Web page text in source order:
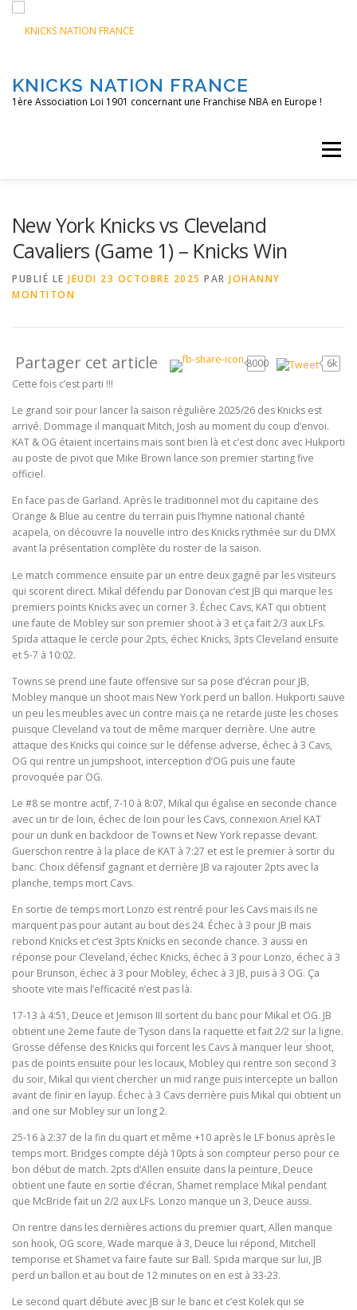
contenu
KNICKS NATION FRANCE
1ère Association Loi 1901 concernant une Franchise NBA en Europe !
Menu
New York Knicks vs Cleveland
Cavaliers (Game 1) – Knicks Win
PUBLIÉ LE JEUDI 23 OCTOBRE 2025 PAR JOHANNY
MONTITON
Partager cet article 8000
6k
Cette fois c’est parti !!!
Le grand soir pour lancer la saison régulière 2025/26 des Knicks est
arrivé. Dommage il manquait Mitch, Josh au moment du coup d’envoi.
KAT & OG étaient incertains mais sont bien là et c’est donc avec Hukporti
au poste de pivot que Mike Brown lance son premier starting five
officiel.
En face pas de Garland. Après le traditionnel mot du capitaine des
Orange & Blue au centre du terrain puis l’hymne national chanté
acapela, on découvre la nouvelle intro des Knicks rythmée sur du DMX
avant la présentation complète du roster de la saison.
Le match commence ensuite par un entre deux gagné par les visiteurs
qui scorent direct. Mikal défendu par Donovan c’est JB qui marque les
premiers points Knicks avec un corner 3. Échec Cavs, KAT qui obtient
une faute de Mobley sur son premier shoot à 3 et ça fait 2/3 aux LFs.
Spida attaque le cercle pour 2pts, échec Knicks, 3pts Cleveland ensuite
et 5-7 à 10:02.
Towns se prend une faute offensive sur sa pose d’écran pour JB,
Mobley manque un shoot mais New York perd un ballon. Hukporti sauve
un peu les meubles avec un contre mais ça ne retarde juste les choses
puisque Cleveland va tout de même marquer derrière. Une autre
attaque des Knicks qui coince sur le défense adverse, échec à 3 Cavs,
OG qui rentre un jumpshoot, interception d’OG puis une faute
provoquée par OG.
Le #8 se montre actif, 7-10 à 8:07, Mikal qui égalise en seconde chance
avec un tir de loin, échec de loin pour les Cavs, connexion Ariel KAT
pour un dunk en backdoor de Towns et New York repasse devant.
Guerschon rentre à la place de KAT à 7:27 et est le premier à sortir du
banc. Choix défensif gagnant et derrière JB va rajouter 2pts avec la
planche, temps mort Cavs.
En sortie de temps mort Lonzo est rentré pour les Cavs mais ils ne
marquent pas pour autant au bout des 24. Échec à 3 pour JB mais
rebond Knicks et c’est 3pts Knicks en seconde chance. 3 aussi en
réponse pour Cleveland, échec Knicks, échec à 3 pour Lonzo, échec à 3
pour Brunson, échec à 3 pour Mobley, échec à 3 JB, puis à 3 OG. Ça
shoote vite mais l’efficacité n’est pas là.
17-13 à 4:51, Deuce et Jemison III sortent du banc pour Mikal et OG. JB
obtient une 2eme faute de Tyson dans la raquette et fait 2/2 sur la ligne.
Grosse défense des Knicks qui forcent les Cavs à manquer leur shoot,
pas de points ensuite pour les locaux, Mobley qui rentre son second 3
du soir, Mikal qui vient chercher un mid range puis intercepte un ballon
avant de finir en layup. Échec à 3 Cavs derrière puis Mikal qui obtient un
and one sur Mobley sur un long 2.
25-16 à 2:37 de la fin du quart et même +10 après le LF bonus après le
temps mort. Bridges compte déjà 10pts à son compteur perso pour ce
bon début de match. 2pts d’Allen ensuite dans la peinture, Deuce
obtient une faute en sortie d’écran, Shamet remplace Mikal pendant
que McBride fait un 2/2 aux LFs. Lonzo manque un 3, Deuce aussi.
On rentre dans les dernières actions du premier quart, Allen manque
son hook, OG score, Wade marque à 3, Deuce lui répond, Mitchell
temporise et Shamet va faire faute sur Ball. Spida marque sur lui, JB
perd un ballon et au bout de 12 minutes on en est à 33-23.
Le second quart débute avec JB sur le banc et c’est Kolek qui se